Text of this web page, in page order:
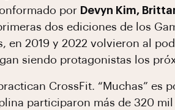
por Devyn Kim,
dos ediciones de los
en 2019 y 2022 volvieron al
siendo protagonistas los
CrossFit. “Muchas” es
participaron más de 320